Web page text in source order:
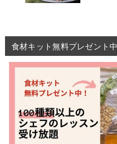
食材キット無料プレゼント中